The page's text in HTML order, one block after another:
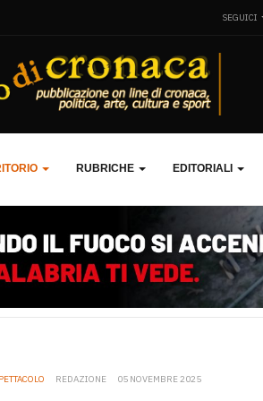
SEGUICI
RUBRICHE EDITORIALI
REDAZIONE 05 NOVEMBRE 2025